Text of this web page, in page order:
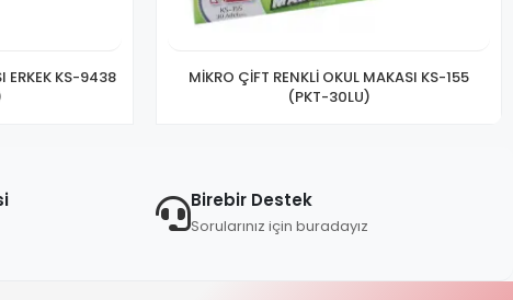
ERKEK KS-9438
MİKRO ÇİFT RENKLİ OKUL MAKASI KS-155
(PKT-30LU)
Birebir Destek
Sorularınız için buradayız